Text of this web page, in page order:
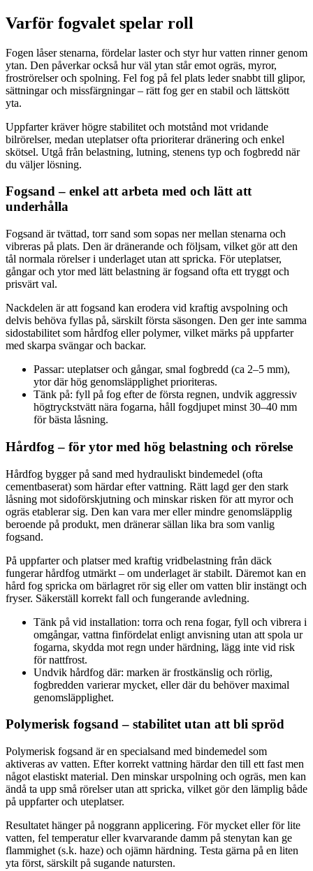
Varför fogvalet spelar roll
Fogen låser stenarna, fördelar laster och styr hur vatten rinner genom
ytan. Den påverkar också hur väl ytan står emot ogräs, myror,
froströrelser och spolning. Fel fog på fel plats leder snabbt till glipor,
sättningar och missfärgningar – rätt fog ger en stabil och lättskött
yta.
Uppfarter kräver högre stabilitet och motstånd mot vridande
bilrörelser, medan uteplatser ofta prioriterar dränering och enkel
skötsel. Utgå från belastning, lutning, stenens typ och fogbredd när
du väljer lösning.
Fogsand – enkel att arbeta med och lätt att
underhålla
Fogsand är tvättad, torr sand som sopas ner mellan stenarna och
vibreras på plats. Den är dränerande och följsam, vilket gör att den
tål normala rörelser i underlaget utan att spricka. För uteplatser,
gångar och ytor med lätt belastning är fogsand ofta ett tryggt och
prisvärt val.
Nackdelen är att fogsand kan erodera vid kraftig avspolning och
delvis behöva fyllas på, särskilt första säsongen. Den ger inte samma
sidostabilitet som hårdfog eller polymer, vilket märks på uppfarter
med skarpa svängar och backar.
Passar: uteplatser och gångar, smal fogbredd (ca 2–5 mm),
ytor där hög genomsläpplighet prioriteras.
Tänk på: fyll på fog efter de första regnen, undvik aggressiv
högtryckstvätt nära fogarna, håll fogdjupet minst 30–40 mm
för bästa låsning.
Hårdfog – för ytor med hög belastning och rörelse
Hårdfog bygger på sand med hydrauliskt bindemedel (ofta
cementbaserat) som härdar efter vattning. Rätt lagd ger den stark
låsning mot sidoförskjutning och minskar risken för att myror och
ogräs etablerar sig. Den kan vara mer eller mindre genomsläpplig
beroende på produkt, men dränerar sällan lika bra som vanlig
fogsand.
På uppfarter och platser med kraftig vridbelastning från däck
fungerar hårdfog utmärkt – om underlaget är stabilt. Däremot kan en
hård fog spricka om bärlagret rör sig eller om vatten blir instängt och
fryser. Säkerställ korrekt fall och fungerande avledning.
Tänk på vid installation: torra och rena fogar, fyll och vibrera i
omgångar, vattna finfördelat enligt anvisning utan att spola ur
fogarna, skydda mot regn under härdning, lägg inte vid risk
för nattfrost.
Undvik hårdfog där: marken är frostkänslig och rörlig,
fogbredden varierar mycket, eller där du behöver maximal
genomsläpplighet.
Polymerisk fogsand – stabilitet utan att bli spröd
Polymerisk fogsand är en specialsand med bindemedel som
aktiveras av vatten. Efter korrekt vattning härdar den till ett fast men
något elastiskt material. Den minskar urspolning och ogräs, men kan
ändå ta upp små rörelser utan att spricka, vilket gör den lämplig både
på uppfarter och uteplatser.
Resultatet hänger på noggrann applicering. För mycket eller för lite
vatten, fel temperatur eller kvarvarande damm på stenytan kan ge
flammighet (s.k. haze) och ojämn härdning. Testa gärna på en liten
yta först, särskilt på sugande natursten.